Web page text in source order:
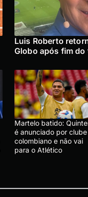
Luis Roberto
Globo após fim
Martelo batido:
é anunciado por clube
colombiano e não vai
para o Atlético